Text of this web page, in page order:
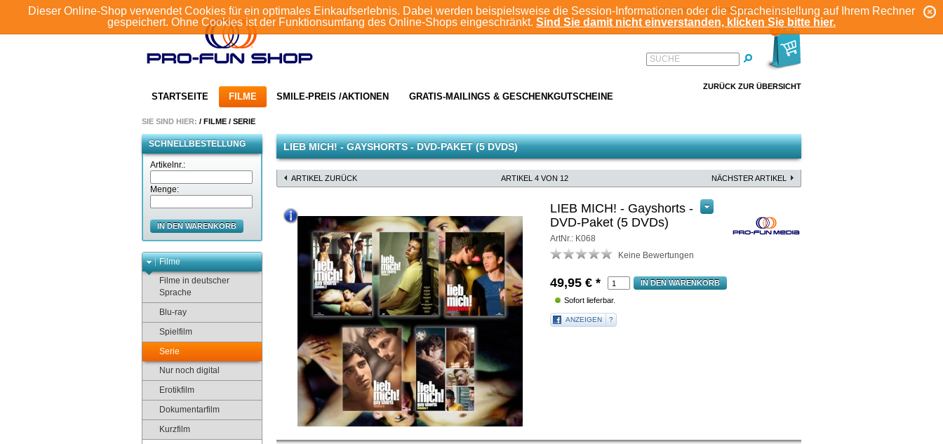
Dieser Online-Shop verwendet Cookies für ein optimales Einkaufserlebnis. Dabei werden beispielsweise die Session-Informationen oder die Spracheinstellung auf Ihrem Rechner
gespeichert. Ohne Cookies ist der Funktionsumfang des Online-Shops eingeschränkt. Sind Sie damit nicht einverstanden, klicken Sie bitte hier.
KONTO
ANMELDEN REGISTRIEREN
STARTSEITE FILME SMILE-PREIS /AKTIONEN GRATIS-MAILINGS & GESCHENKGUTSCHEINE
1
SUCHE
SIE SIND HIER: / FILME / SERIE
SCHNELLBESTELLUNG
Artikelnr.:
Menge:
IN DEN WARENKORB
Filme
Filme in deutscher
Sprache
Blu-ray
Spielfilm
Serie
Nur noch digital
Erotikfilm
Dokumentarfilm
Kurzfilm
ZURÜCK ZUR ÜBERSICHT
LIEB MICH! - GAYSHORTS - DVD-PAKET (5 DVDS)
ARTIKEL ZURÜCK ARTIKEL 4 VON 12 NÄCHSTER ARTIKEL
LIEB MICH! - Gayshorts -
DVD-Paket (5 DVDs)
ArtNr.: K068
Keine Bewertungen
49,95 € * IN DEN WARENKORB
Sofort lieferbar.
ANZEIGEN ?